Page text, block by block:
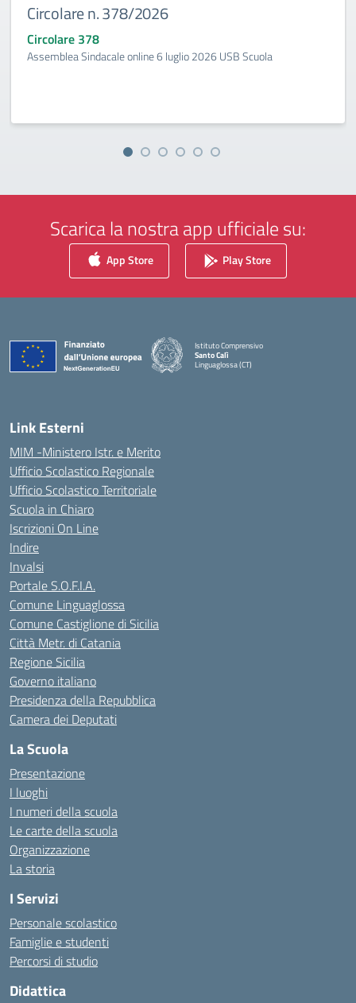
Circolare n. 378/2026
Circolare 378
Assemblea Sindacale online 6 luglio 2026 USB Scuola
Scarica la nostra app ufficiale su:
App Store Play Store
Istituto Comprensivo
Santo Calì
Linguaglossa (CT)
— Visita la pagina iniziale della scuola
Link Esterni
MIM -Ministero Istr. e Merito
Ufficio Scolastico Regionale
Ufficio Scolastico Territoriale
Scuola in Chiaro
Iscrizioni On Line
Indire
Invalsi
Portale S.O.F.I.A.
Comune Linguaglossa
Comune Castiglione di Sicilia
Città Metr. di Catania
Regione Sicilia
Governo italiano
Presidenza della Repubblica
Camera dei Deputati
La Scuola
Presentazione
I luoghi
I numeri della scuola
Le carte della scuola
Organizzazione
La storia
I Servizi
Personale scolastico
Famiglie e studenti
Percorsi di studio
Didattica